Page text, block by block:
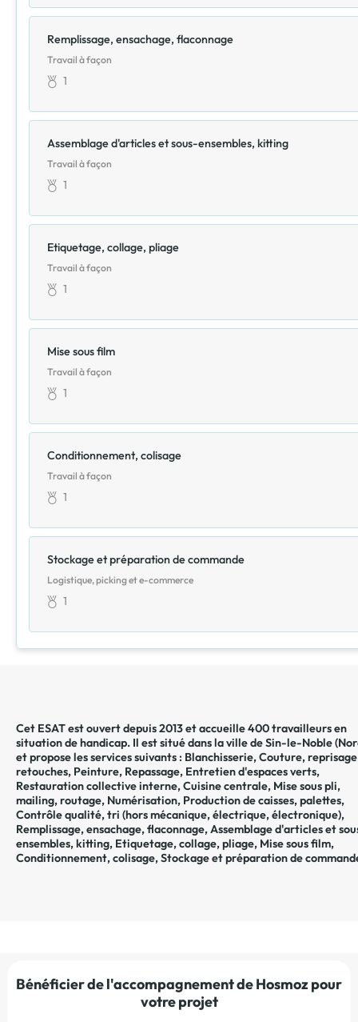
Remplissage, ensachage, flaconnage
Travail à façon
1
Assemblage d'articles et sous-ensembles, kitting
Travail à façon
1
Etiquetage, collage, pliage
Travail à façon
1
Mise sous film
Travail à façon
1
Conditionnement, colisage
Travail à façon
1
Stockage et préparation de commande
Logistique, picking et e-commerce
1
Cet ESAT est ouvert depuis 2013 et accueille 400 travailleurs en
situation de handicap. Il est situé dans la ville deSin-le-Noble(
et propose les services suivants : Blanchisserie,Couture,
retouches, Peinture, Repassage, Entretien d'espaces verts,
Restauration collective interne,Cuisine centrale, Mise sous pli,
mailing, routage, Numérisation, Production de caisses, palettes,
Contrôle qualité, tri (hors mécanique, électrique, électronique),
Remplissage, ensachage, flaconnage,Assemblage d'articles et
ensembles, kitting, Etiquetage, collage, pliage, Mise sous film,
Conditionnement, colisage,Stockage et préparation de
Bénéficier de l'accompagnement de Hosmoz pour
votre projet